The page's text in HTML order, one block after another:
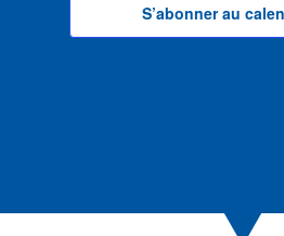
S’abonner au